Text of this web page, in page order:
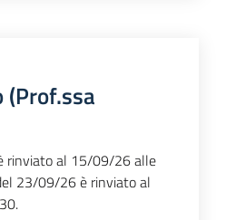
rinviato al 15/09/26 alle
23/09/26 è rinviato al